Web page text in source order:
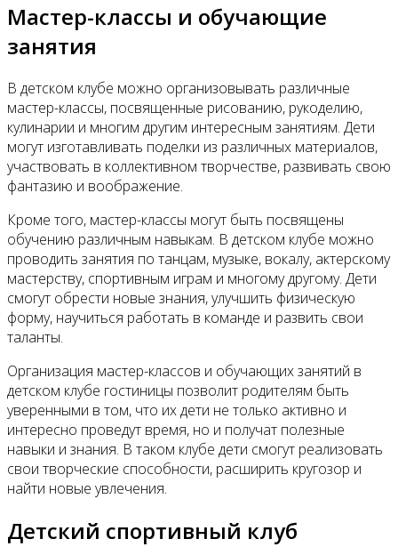
Мастер-классы и обучающие
занятия
В детском клубе можно организовывать различные
мастер-классы, посвященные рисованию, рукоделию,
кулинарии и многим другим интересным занятиям. Дети
могут изготавливать поделки из различных материалов,
участвовать в коллективном творчестве, развивать свою
фантазию и воображение.
Кроме того, мастер-классы могут быть посвящены
обучению различным навыкам. В детском клубе можно
проводить занятия по танцам, музыке, вокалу, актерскому
мастерству, спортивным играм и многому другому. Дети
смогут обрести новые знания, улучшить физическую
форму, научиться работать в команде и развить свои
таланты.
Организация мастер-классов и обучающих занятий в
детском клубе гостиницы позволит родителям быть
уверенными в том, что их дети не только активно и
интересно проведут время, но и получат полезные
навыки и знания. В таком клубе дети смогут реализовать
свои творческие способности, расширить кругозор и
найти новые увлечения.
Детский спортивный клуб